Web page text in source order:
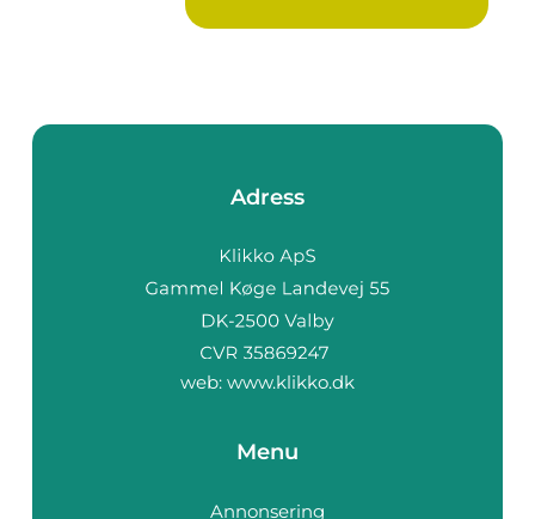
Adress
web: www.klikko.dk
Menu
Annonsering